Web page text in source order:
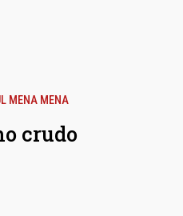
MENA MENA
crudo